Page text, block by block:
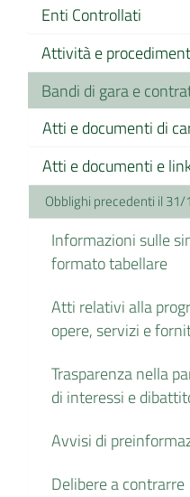
Enti Controllati
Attività e
Bandi di gara e
Atti e documenti di
Atti e documenti e
Obblighi precedenti il
Informazioni sulle
formato tabellare
Atti relativi alla
opere, servizi e
Trasparenza nella
di interessi e
Avvisi di
Delibere a contrarre